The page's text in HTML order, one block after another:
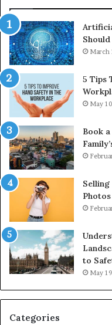
March
5 Tips
May
Book
to
May
Categories